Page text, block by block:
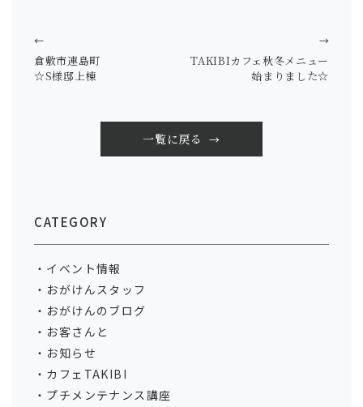
倉敷市連島町
☆S様邸上棟
←
一覧に戻る
TAKIBIカフェ秋冬メニュー
始まりました☆
→
CATEGORY
イベント情報
おがけんスタッフ
おがけんのブログ
お客さんと
お知らせ
カフェTAKIBI
プチメンテナンス講座